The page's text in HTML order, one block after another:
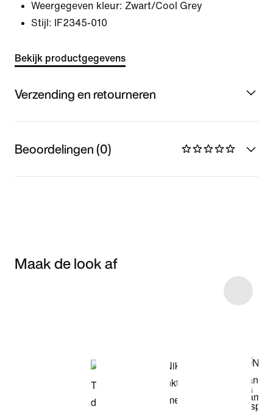
Weergegeven kleur: Zwart/Cool Grey
Stijl:
IF2345-010
Bekijk productgegevens
Verzending en retourneren
Beoordelingen (0)
Maak de look af